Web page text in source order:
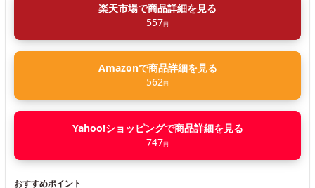
楽天市場で商品詳細を見る
557円
Amazonで商品詳細を見る
562円
Yahoo!ショッピングで商品詳細を見る
747円
おすすめポイント